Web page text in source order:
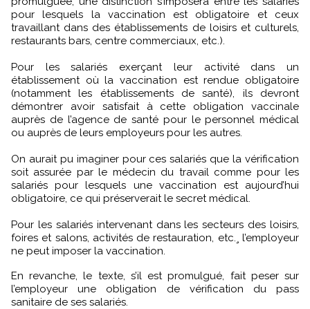
pour lesquels la vaccination est obligatoire et ceux
travaillant dans des établissements de loisirs et culturels,
restaurants bars, centre commerciaux, etc.).
Pour les salariés exerçant leur activité dans un
établissement où la vaccination est rendue obligatoire
(notamment les établissements de santé), ils devront
démontrer avoir satisfait à cette obligation vaccinale
auprès de l’agence de santé pour le personnel médical
ou auprès de leurs employeurs pour les autres.
On aurait pu imaginer pour ces salariés que la vérification
soit assurée par le médecin du travail comme pour les
salariés pour lesquels une vaccination est aujourd’hui
obligatoire, ce qui préserverait le secret médical.
Pour les salariés intervenant dans les secteurs des loisirs,
foires et salons, activités de restauration, etc.¸ l’employeur
ne peut imposer la vaccination.
En revanche, le texte, s’il est promulgué, fait peser sur
l’employeur une obligation de vérification du pass
sanitaire de ses salariés.